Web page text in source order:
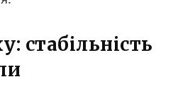
стабільність